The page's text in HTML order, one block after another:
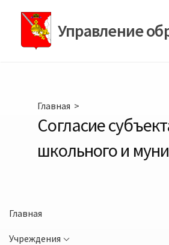
содержимомуУправление
Главная >
Согласие
школьного и
Главная
Учреждения